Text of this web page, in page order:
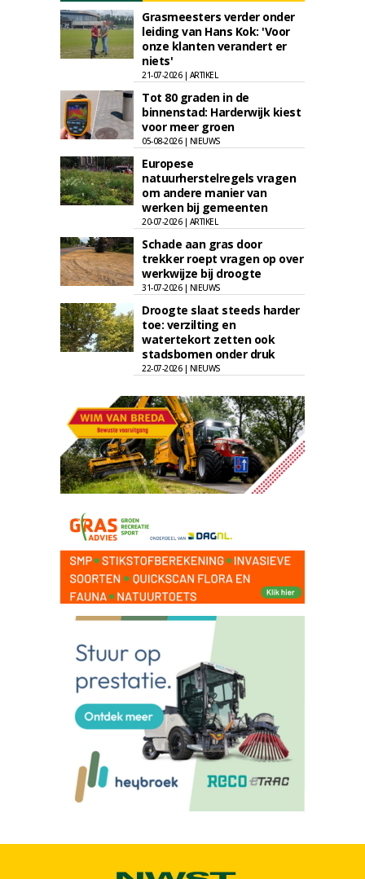
Grasmeesters verder onder
leiding van Hans Kok: 'Voor
onze klanten verandert er
niets'
21-07-2026 | ARTIKEL
Tot 80 graden in de
binnenstad: Harderwijk kiest
voor meer groen
05-08-2026 | NIEUWS
Europese
natuurherstelregels vragen
om andere manier van
werken bij gemeenten
20-07-2026 | ARTIKEL
Schade aan gras door
trekker roept vragen op over
werkwijze bij droogte
31-07-2026 | NIEUWS
Droogte slaat steeds harder
toe: verzilting en
watertekort zetten ook
stadsbomen onder druk
22-07-2026 | NIEUWS